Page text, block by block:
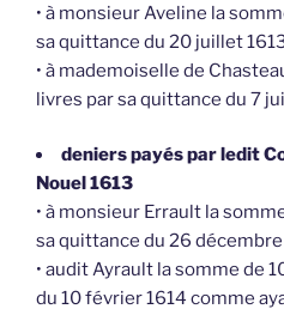
• à monsieur Aveline la
sa quittance du 20 juillet
• à mademoiselle de
livres par sa quittance du 7
deniers payés par ledit
Nouel 1613
• à monsieur Errault la
sa quittance du 26 décembre
• audit Ayrault la somme de
du 10 février 1614 comme